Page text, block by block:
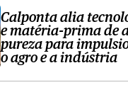
Calponta alia
e matéria-prima de
pureza para
o agro e a indústria